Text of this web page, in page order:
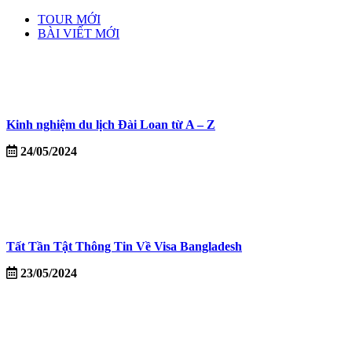
TOUR MỚI
BÀI VIẾT MỚI
Kinh nghiệm du lịch Đài Loan từ A – Z
24/05/2024
Tất Tần Tật Thông Tin Về Visa Bangladesh
23/05/2024